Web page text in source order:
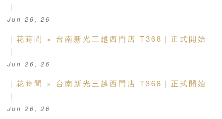
｜
Jun 26, 26
｜花蒔間 × 台南新光三越西門店 T368｜正式開始
｜
Jun 26, 26
｜花蒔間 × 台南新光三越西門店 T368｜正式開始
｜
Jun 26, 26